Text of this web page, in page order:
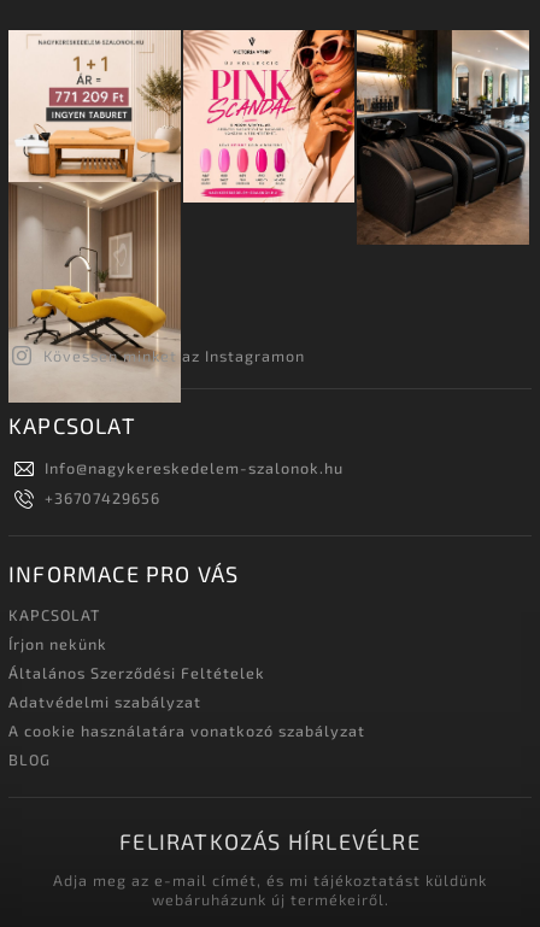
Kövessen minket az Instagramon
KAPCSOLAT
Info@nagykereskedelem-szalonok.hu
+36707429656
INFORMACE PRO VÁS
KAPCSOLAT
Írjon nekünk
Általános Szerződési Feltételek
Adatvédelmi szabályzat
A cookie használatára vonatkozó szabályzat
BLOG
FELIRATKOZÁS HÍRLEVÉLRE
Adja meg az e-mail címét, és mi tájékoztatást küldünk
webáruházunk új termékeiről.